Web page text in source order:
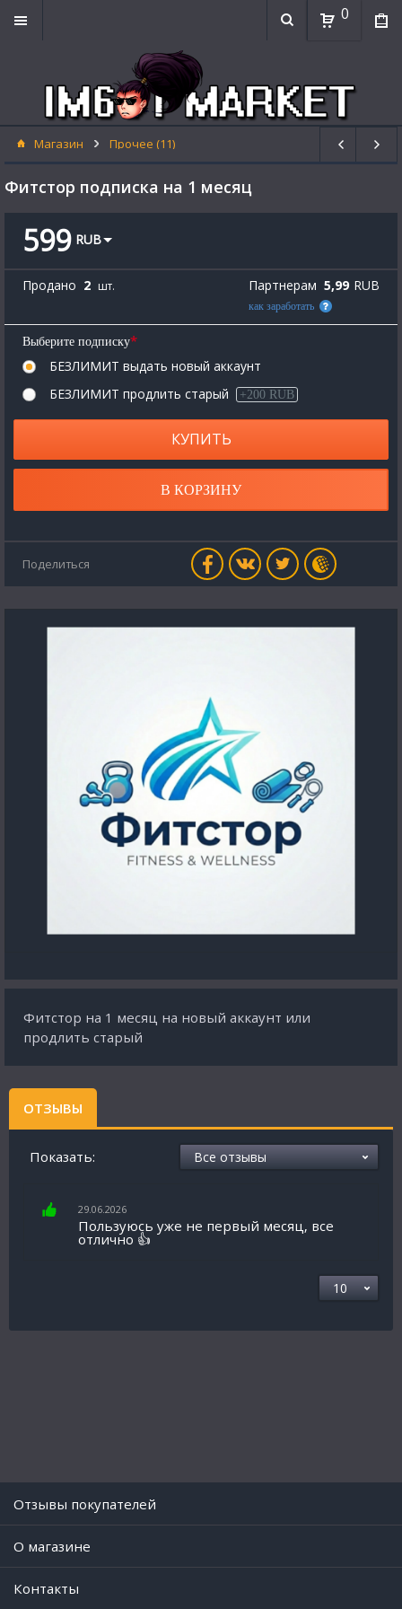
0
Магазин Прочее (11)
Фитстор подписка на 1 месяц
599 RUB
Продано 2 шт. Партнерам 5,99 RUB
как заработать
Выберите подписку*
БЕЗЛИМИТ выдать новый аккаунт
БЕЗЛИМИТ продлить старый
+200 RUB
КУПИТЬ
В КОРЗИНУ
Поделиться
Фитстор на 1 месяц на новый аккаунт или
продлить старый
ОТЗЫВЫ
Показать:
29.06.2026
Пользуюсь уже не первый месяц, все
отлично 👍
Отзывы покупателей
O магазине
Контакты